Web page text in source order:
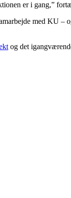
er i gang,”
med KU –
og det